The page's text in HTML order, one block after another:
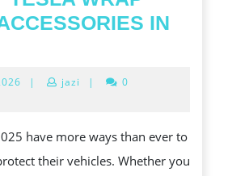
IN
February
| jazi |
0
have more ways than ever to
their vehicles. Whether you